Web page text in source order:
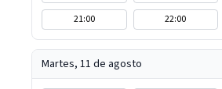
21:00
22:00
Martes, 11 de agosto